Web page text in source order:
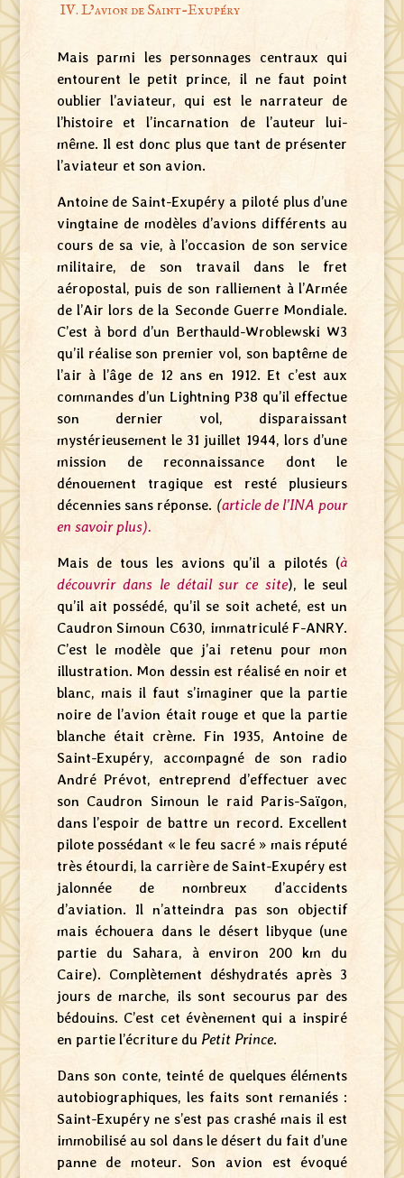
IV. L’avion de Saint-Exupéry
Mais parmi les personnages centraux qui
entourent le petit prince, il ne faut point
oublier l’aviateur, qui est le narrateur de
l’histoire et l’incarnation de l’auteur lui-
même. Il est donc plus que tant de présenter
l’aviateur et son avion.
Antoine de Saint-Exupéry a piloté plus d’une
vingtaine de modèles d’avions différents au
cours de sa vie, à l’occasion de son service
militaire, de son travail dans le fret
aéropostal, puis de son ralliement à l’Armée
de l’Air lors de la Seconde Guerre Mondiale.
C’est à bord d’un Berthauld-Wroblewski W3
qu’il réalise son premier vol, son baptême de
l’air à l’âge de 12 ans en 1912. Et c’est aux
commandes d’un Lightning P38 qu’il effectue
son dernier vol, disparaissant
mystérieusement le 31 juillet 1944, lors d’une
mission de reconnaissance dont le
dénouement tragique est resté plusieurs
décennies sans réponse. (article de l’INA pour
en savoir plus).
Mais de tous les avions qu’il a pilotés (à
découvrir dans le détail sur ce site), le seul
qu’il ait possédé, qu’il se soit acheté, est un
Caudron Simoun C630, immatriculé F-ANRY.
C’est le modèle que j’ai retenu pour mon
illustration. Mon dessin est réalisé en noir et
blanc, mais il faut s’imaginer que la partie
noire de l’avion était rouge et que la partie
blanche était crème. Fin 1935, Antoine de
Saint-Exupéry, accompagné de son radio
André Prévot, entreprend d’effectuer avec
son Caudron Simoun le raid Paris-Saïgon,
dans l’espoir de battre un record. Excellent
pilote possédant « le feu sacré » mais réputé
très étourdi, la carrière de Saint-Exupéry est
jalonnée de nombreux d’accidents
d’aviation. Il n’atteindra pas son objectif
mais échouera dans le désert libyque (une
partie du Sahara, à environ 200 km du
Caire). Complètement déshydratés après 3
jours de marche, ils sont secourus par des
bédouins. C’est cet évènement qui a inspiré
en partie l’écriture du Petit Prince.
Dans son conte, teinté de quelques éléments
autobiographiques, les faits sont remaniés :
Saint-Exupéry ne s’est pas crashé mais il est
immobilisé au sol dans le désert du fait d’une
panne de moteur. Son avion est évoqué